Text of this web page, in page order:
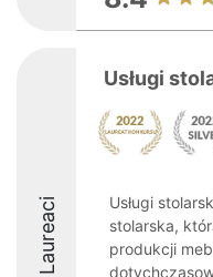
Laureaci
Usługi
Usługi
stolarska,
produkcji